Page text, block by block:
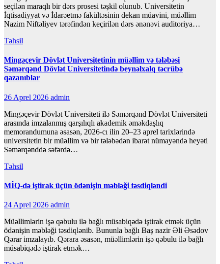
seçilən maraqlı bir dərs prosesi təşkil olunub. Universitetin
İqtisadiyyat və İdarəetmə fakültəsinin dekan müavini, müəllim
Nazim Niftəliyev tərəfindən keçirilən dərs ənənəvi auditoriya…
Təhsil
Mingəçevir Dövlət Universitetinin müəllim və tələbəsi
Səmərqənd Dövlət Universitetində beynəlxalq təcrübə
qazanıblar
26 Aprel 2026 admin
Mingəçevir Dövlət Universiteti ilə Səmərqənd Dövlət Universiteti
arasında imzalanmış qarşılıqlı akademik əməkdaşlıq
memorandumuna əsasən, 2026-cı ilin 20–23 aprel tarixlərində
universitetin bir müəllim və bir tələbədən ibarət nümayəndə heyəti
Səmərqənddə səfərdə…
Təhsil
MİQ-də iştirak üçün ödənişin məbləği təsdiqləndi
24 Aprel 2026 admin
Müəllimlərin işə qəbulu ilə bağlı müsabiqədə iştirak etmək üçün
ödənişin məbləği təsdiqlənib. Bununla bağlı Baş nazir Əli Əsədov
Qərar imzalayıb. Qərara əsasən, müəllimlərin işə qəbulu ilə bağlı
müsabiqədə iştirak etmək…